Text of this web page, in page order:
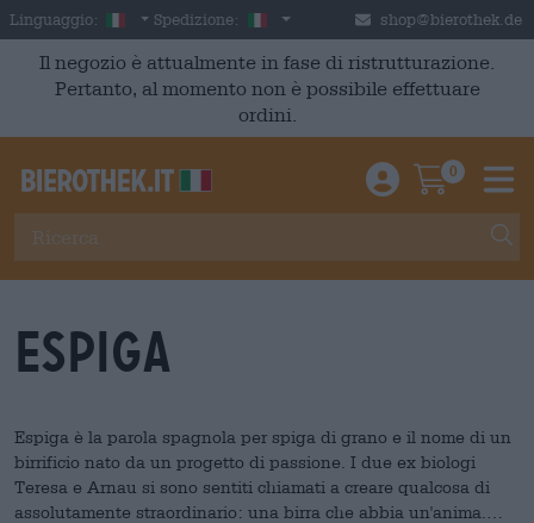
Skip to main content
Linguaggio: Italian
Spedizione: Italia shop@bierothek.de
Il negozio è attualmente in fase di ristrutturazione.
Pertanto, al momento non è possibile effettuare
ordini.
Einloggen /
0
Espiga
Espiga è la parola spagnola per spiga di grano e il nome di un
birrificio nato da un progetto di passione. I due ex biologi
Teresa e Arnau si sono sentiti chiamati a creare qualcosa di
assolutamente straordinario: una birra che abbia un'anima.